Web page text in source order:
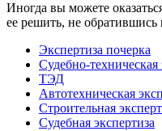
Иногда вы можете
ее решить, не обратившись
Экспертиза почерка
Судебно-техническая
ТЭД
Автотехническая
Строительная
Судебная экспертиза